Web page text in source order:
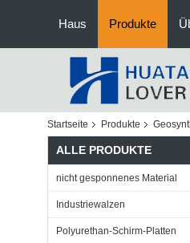
Haus Produkte
Startseite Produkte
ALLE PRODUKTE
nicht gesponnenes Material
Industriewalzen
Polyurethan-Schirm-Platten